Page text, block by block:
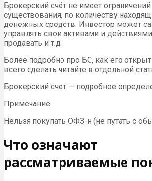
Брокерский счёт не имеет
существования, по количеству
денежных средств. Инвестор может
управлять свои активами и
продавать и т.д.
Более подробно про БС, как его
всего сделать читайте в отдельной
Брокерский счет — подробное
Примечание
Нельзя покупать ОФЗ-н (не путать с
Что означают
рассматриваемые